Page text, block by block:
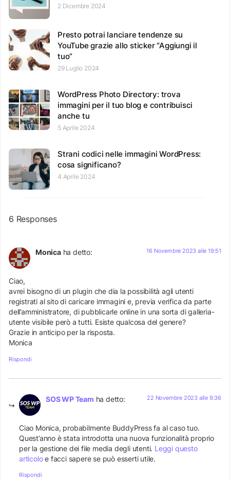
2 Dicembre 2024
Presto potrai lanciare tendenze su
YouTube grazie allo sticker “Aggiungi il
tuo”
29 Luglio 2024
WordPress Photo Directory: trova
immagini per il tuo blog e contribuisci
anche tu
5 Aprile 2024
Strani codici nelle immagini WordPress:
cosa significano?
4 Aprile 2024
6 Responses
Monica ha detto: 16 Novembre 2023 alle 19:51
Ciao,
avrei bisogno di un plugin che dia la possibilità agli utenti
registrati al sito di caricare immagini e, previa verifica da parte
dell’amministratore, di pubblicarle online in una sorta di galleria-
utente visibile però a tutti. Esiste qualcosa del genere?
Grazie in anticipo per la risposta.
Monica
Rispondi
SOS WP Team ha detto: 22 Novembre 2023 alle 9:36
Ciao Monica, probabilmente BuddyPress fa al caso tuo.
Quest’anno è stata introdotta una nuova funzionalità proprio
per la gestione dei file media degli utenti. Leggi questo
articoloe facci sapere se può esserti utile.
Rispondi